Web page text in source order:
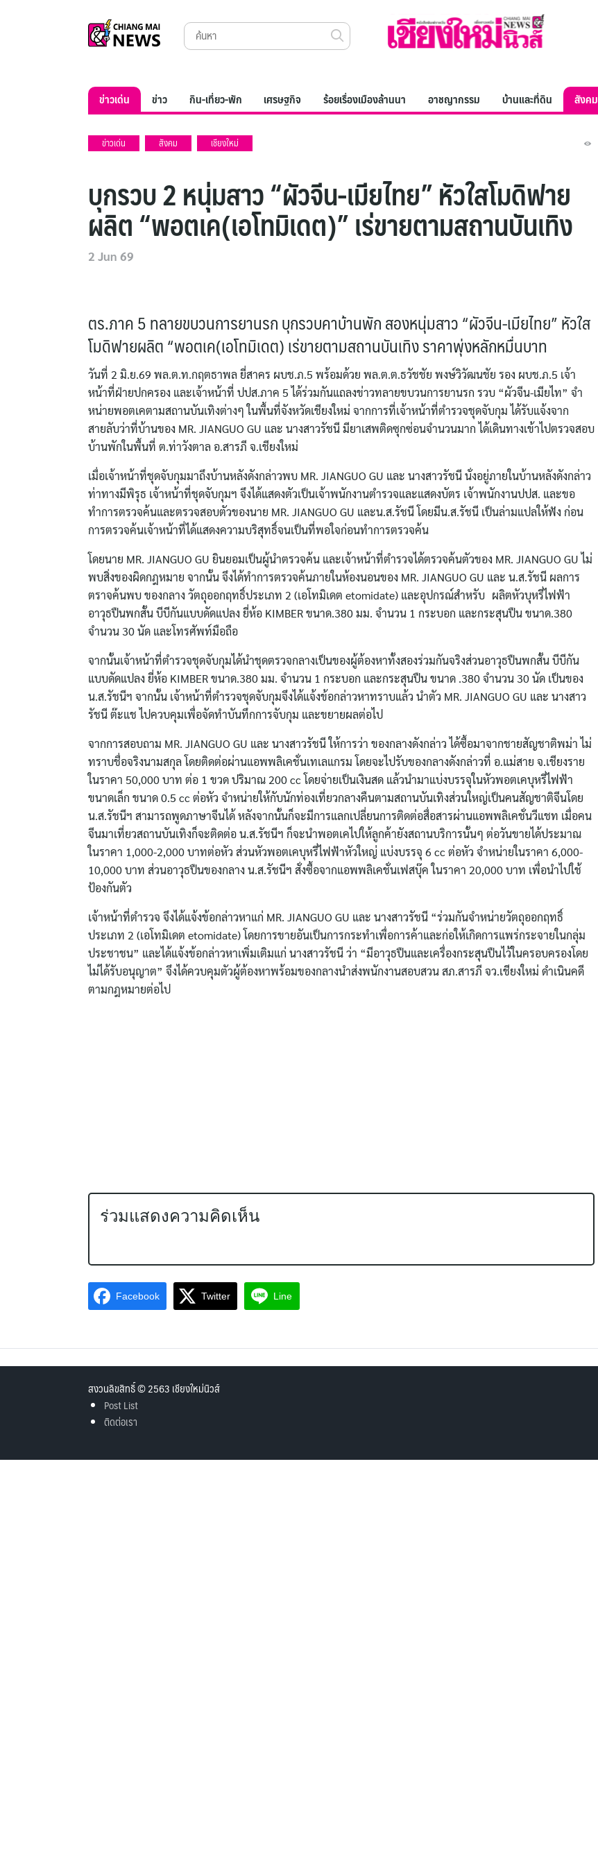
Search
for:
ข่าวเด่น ข่าว กิน-เที่ยว-พัก เศรษฐกิจ ร้อยเรื่องเมืองล้านนา อาชญากรรม บ้านและที่ดิน สังคม
ข่าวเด่น สังคม เชียงใหม่
บุกรวบ 2 หนุ่มสาว “ผัวจีน-เมียไทย” หัวใสโมดิฟาย
ผลิต “พอตเค(เอโทมิเดต)” เร่ขายตามสถานบันเทิง
2 Jun 69
ตร.ภาค 5 ทลายขบวนการยานรก บุกรวบคาบ้านพัก สองหนุ่มสาว “ผัวจีน-เมียไทย” หัวใส
โมดิฟายผลิต “พอตเค(เอโทมิเดต) เร่ขายตามสถานบันเทิง ราคาพุ่งหลักหมื่นบาท
วันที่ 2 มิ.ย.69 พล.ต.ท.กฤตธาพล ยี่สาคร ผบช.ภ.5 พร้อมด้วย พล.ต.ต.ธวัชชัย พงษ์วิวัฒนชัย รอง ผบช.ภ.5 เจ้า
หน้าที่ฝ่ายปกครอง และเจ้าหน้าที่ ปปส.ภาค 5 ได้ร่วมกันแถลงข่าวทลายขบวนการยานรก รวบ “ผัวจีน-เมียไท” จำ
หน่ายพอตเคตามสถานบันเทิงต่างๆ ในพื้นที่จังหวัดเชียงใหม่ จากการที่เจ้าหน้าที่ตำรวจชุดจับกุม ได้รับแจ้งจาก
สายลับว่าที่บ้านของ MR. JIANGUO GU และ นางสาวรัชนี มียาเสพติดซุกซ่อนจำนวนมาก ได้เดินทางเข้าไปตรวจสอบ
บ้านพักในพื้นที่ ต.ท่าวังตาล อ.สารภี จ.เชียงใหม่
เมื่อเจ้าหน้าที่ชุดจับกุมมาถึงบ้านหลังดังกล่าวพบ MR. JIANGUO GU และ นางสาวรัชนี นั่งอยู่ภายในบ้านหลังดังกล่าว
ท่าทางมีพิรุธ เจ้าหน้าที่ชุดจับกุมฯ จึงได้แสดงตัวเป็นเจ้าพนักงานตำรวจและแสดงบัตร เจ้าพนักงานปปส. และขอ
ทำการตรวจค้นและตรวจสอบตัวของนาย MR. JIANGUO GU และน.ส.รัชนี โดยมีน.ส.รัชนี เป็นล่ามแปลให้ฟัง ก่อน
การตรวจค้นเจ้าหน้าที่ได้แสดงความบริสุทธิ์จนเป็นที่พอใจก่อนทำการตรวจค้น
โดยนาย MR. JIANGUO GU ยินยอมเป็นผู้นำตรวจค้น และเจ้าหน้าที่ตำรวจได้ตรวจค้นตัวของ MR. JIANGUO GU ไม่
พบสิ่งของผิดกฎหมาย จากนั้น จึงได้ทำการตรวจค้นภายในห้องนอนของ MR. JIANGUO GU และ น.ส.รัชนี ผลการ
ตราจค้นพบ ของกลาง วัตถุออกฤทธิ์ประเภท 2 (เอโทมิเดต etomidate) และอุปกรณ์สำหรับ ผลิตหัวบุหรี่ไฟฟ้า
อาวุธปืนพกสั้น บีบีกันแบบดัดแปลง ยี่ห้อ KIMBER ขนาด.380 มม. จำนวน 1 กระบอก และกระสุนปืน ขนาด.380
จำนวน 30 นัด และโทรศัพท์มือถือ
จากนั้นเจ้าหน้าที่ตำรวจชุดจับกุมได้นำชุดตรวจกลางเป็นของผู้ต้องหาทั้งสองร่วมกันจริงส่วนอาวุธปืนพกสั้น บีบีกัน
แบบดัดแปลง ยี่ห้อ KIMBER ขนาด.380 มม. จำนวน 1 กระบอก และกระสุนปืน ขนาด .380 จำนวน 30 นัด เป็นของ
น.ส.รัชนีฯ จากนั้น เจ้าหน้าที่ตำรวจชุดจับกุมจึงได้แจ้งข้อกล่าวหาทราบแล้ว นำตัว MR. JIANGUO GU และ นางสาว
รัชนี ต๊ะแช ไปควบคุมเพื่อจัดทำบันทึกการจับกุม และขยายผลต่อไป
จากการสอบถาม MR. JIANGUO GU และ นางสาวรัชนี ให้การว่า ของกลางดังกล่าว ได้ซื้อมาจากชายสัญชาติพม่า ไม่
ทราบชื่อจริงนามสกุล โดยติดต่อผ่านแอพพลิเคชั่นเทเลแกรม โดยจะไปรับของกลางดังกล่าวที่ อ.แม่สาย จ.เชียงราย
ในราคา 50,000 บาท ต่อ 1 ขวด ปริมาณ 200 cc โดยจ่ายเป็นเงินสด แล้วนำมาแบ่งบรรจุในหัวพอตเคบุหรี่ไฟฟ้า
ขนาดเล็ก ขนาด 0.5 cc ต่อหัว จำหน่ายให้กับนักท่องเที่ยวกลางคืนตามสถานบันเทิงส่วนใหญ่เป็นคนสัญชาติจีนโดย
น.ส.รัชนีฯ สามารถพูดภาษาจีนได้ หลังจากนั้นก็จะมีการแลกเปลี่ยนการติดต่อสื่อสารผ่านแอพพลิเคชั่นวีแชท เมื่อคน
จีนมาเที่ยวสถานบันเทิงก็จะติดต่อ น.ส.รัชนีฯ ก็จะนำพอตเคไปให้ลูกค้ายังสถานบริการนั้นๆ ต่อวันขายได้ประมาณ
ในราคา 1,000-2,000 บาทต่อหัว ส่วนหัวพอตเคบุหรี่ไฟฟ้าหัวใหญ่ แบ่งบรรจุ 6 cc ต่อหัว จำหน่ายในราคา 6,000-
10,000 บาท ส่วนอาวุธปืนของกลาง น.ส.รัชนีฯ สั่งซื้อจากแอพพลิเคชั่นเฟสบุ๊ค ในราคา 20,000 บาท เพื่อนำไปใช้
ป้องกันตัว
เจ้าหน้าที่ตำรวจ จึงได้แจ้งข้อกล่าวหาแก่ MR. JIANGUO GU และ นางสาวรัชนี “ร่วมกันจำหน่ายวัตถุออกฤทธิ์
ประเภท 2 (เอโทมิเดต etomidate) โดยการขายอันเป็นการกระทำเพื่อการค้าและก่อให้เกิดการแพร่กระจายในกลุ่ม
ประชาชน” และได้แจ้งข้อกล่าวหาเพิ่มเติมแก่ นางสาวรัชนี ว่า “มีอาวุธปืนและเครื่องกระสุนปืนไว้ในครอบครองโดย
ไม่ได้รับอนุญาต” จึงได้ควบคุมตัวผู้ต้องหาพร้อมของกลางนำส่งพนักงานสอบสวน สภ.สารภี จว.เชียงใหม่ ดำเนินคดี
ตามกฎหมายต่อไป
ร่วมแสดงความคิดเห็น
Facebook Twitter Line
สงวนลิขสิทธิ์ © 2563 เชียงใหม่นิวส์
Post List
ติดต่อเรา